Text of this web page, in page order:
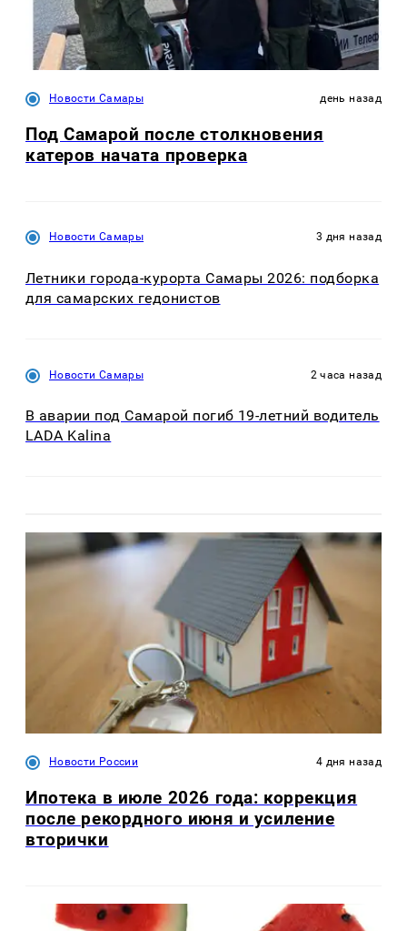
Новости Самары день назад
Под Самарой после столкновения
катеров начата проверка
Новости Самары 3 дня назад
Летники города-курорта Самары 2026: подборка
для самарских гедонистов
Новости Самары 2 часа назад
В аварии под Самарой погиб 19-летний водитель
LADA Kalina
Новости России 4 дня назад
Ипотека в июле 2026 года: коррекция
после рекордного июня и усиление
вторички